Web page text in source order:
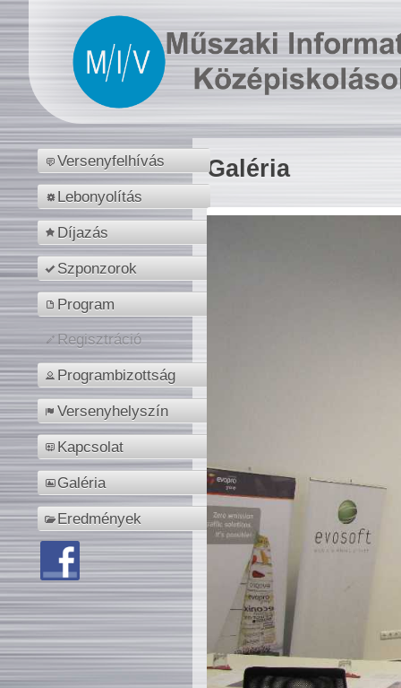
Versenyfelhívás
Lebonyolítás
Díjazás
Szponzorok
Program
Regisztráció
Programbizottság
Versenyhelyszín
Kapcsolat
Galéria
Eredmények
Galéria